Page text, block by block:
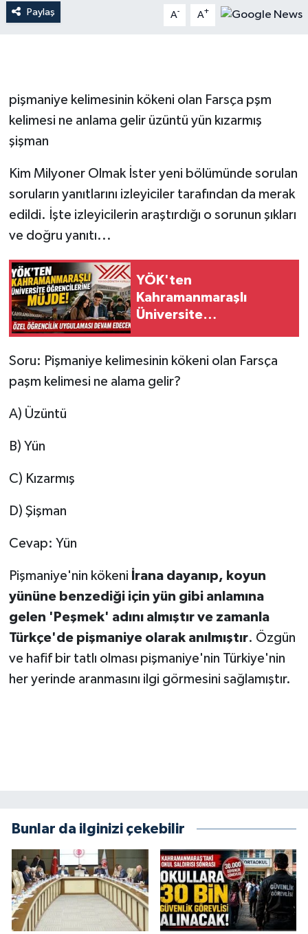
Paylaş A- A+
pişmaniye kelimesinin kökeni olan Farsça pşm
kelimesi ne anlama gelir üzüntü yün kızarmış
şişman
Kim Milyoner Olmak İster yeni bölümünde sorulan
soruların yanıtlarını izleyiciler tarafından da merak
edildi. İşte izleyicilerin araştırdığı o sorunun şıkları
ve doğru yanıtı...
YÖK'ten
Kahramanmaraşlı
Üniversite
Uygulaması Devam
Edecek
Soru: Pişmaniye kelimesinin kökeni olan Farsça
paşm kelimesi ne alama gelir?
A) Üzüntü
B) Yün
C) Kızarmış
D) Şişman
Cevap: Yün
Pişmaniye'nin kökeni İrana dayanıp, koyun
yününe benzediği için yün gibi anlamına
gelen 'Peşmek' adını almıştır ve zamanla
Türkçe'de pişmaniye olarak anılmıştır. Özgün
ve hafif bir tatlı olması pişmaniye'nin Türkiye'nin
her yerinde aranmasını ilgi görmesini sağlamıştır.
Bunlar da ilginizi çekebilir
MEDYA
ÜÇÜNCÜ SAYFA
BİLİMNET
Yemek
SİVİL TOPLUM
SEÇİM 2014
ÇEK GÖNDER
KİTAP
HEDEF2020
OTOMOBİL
MİZAH
Genel
Politika
YEREL
ÇEVRE
BİLİM VE TEKNOLOJİ
YARIŞMALAR